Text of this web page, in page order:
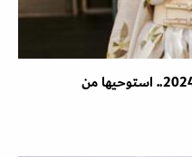
تنسيقات ملابس محتشمة لرمضان 2024.. استوحيها من